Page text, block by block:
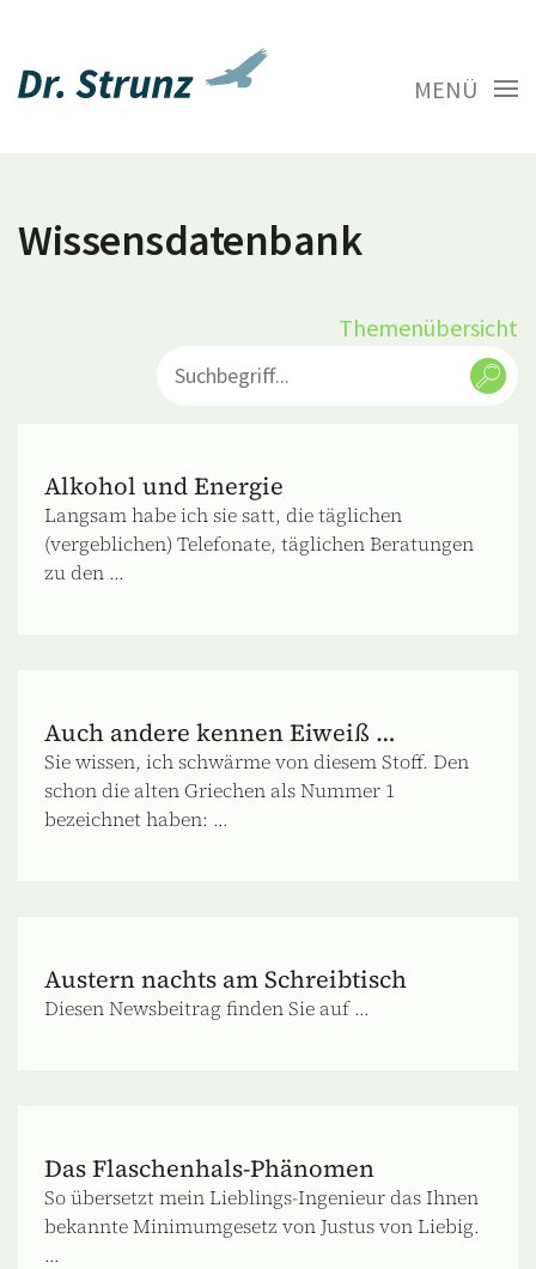
MENÜ
Wissensdatenbank
Themenübersicht
Alkohol und Energie
Langsam habe ich sie satt, die täglichen
(vergeblichen) Telefonate, täglichen Beratungen
zu den ...
Auch andere kennen Eiweiß …
Sie wissen, ich schwärme von diesem Stoff. Den
schon die alten Griechen als Nummer 1
bezeichnet haben: ...
Austern nachts am Schreibtisch
Diesen Newsbeitrag finden Sie auf ...
Das Flaschenhals-Phänomen
So übersetzt mein Lieblings-Ingenieur das Ihnen
bekannte Minimumgesetz von Justus von Liebig.
...